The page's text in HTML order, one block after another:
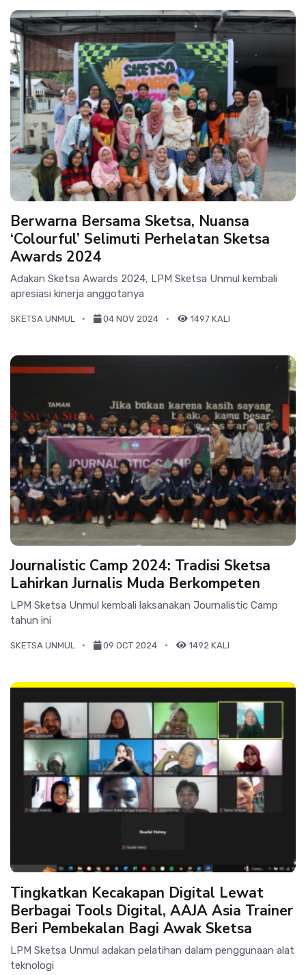
Berwarna Bersama Sketsa, Nuansa
‘Colourful’ Selimuti Perhelatan Sketsa
Awards 2024
Adakan Sketsa Awards 2024, LPM Sketsa Unmul kembali
apresiasi kinerja anggotanya
SKETSA UNMUL 04 NOV 2024 1497 KALI
Journalistic Camp 2024: Tradisi Sketsa
Lahirkan Jurnalis Muda Berkompeten
LPM Sketsa Unmul kembali laksanakan Journalistic Camp
tahun ini
SKETSA UNMUL 09 OCT 2024 1492 KALI
Tingkatkan Kecakapan Digital Lewat
Berbagai Tools Digital, AAJA Asia Trainer
Beri Pembekalan Bagi Awak Sketsa
LPM Sketsa Unmul adakan pelatihan dalam penggunaan alat
teknologi